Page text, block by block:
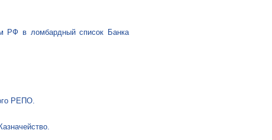
РФ в ломбардный список Банка
РЕПО.